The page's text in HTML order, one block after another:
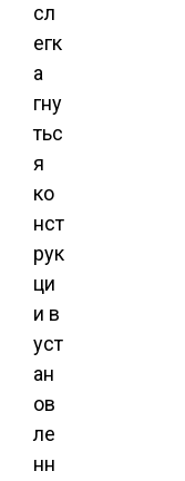
сл
егк
а
гну
тьс
я
ко
нст
рук
ци
и в
уст
ан
ов
ле
нн